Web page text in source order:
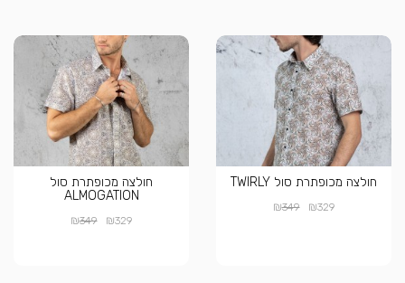
חולצה מכופתרת סול TWIRLY
₪329
₪349
חולצה מכופתרת סול
ALMOGATION
₪329
₪349